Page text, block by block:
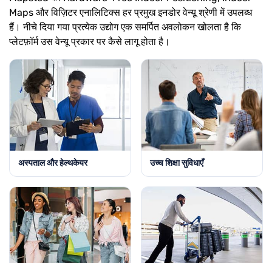
Maps और विज़िटर एनालिटिक्स हर प्रमुख इनडोर वेन्यू श्रेणी में उपलब्ध
हैं। नीचे दिया गया प्रत्येक उद्योग एक समर्पित अवलोकन खोलता है कि
प्लेटफ़ॉर्म उस वेन्यू प्रकार पर कैसे लागू होता है।
अस्पताल और हेल्थकेयर उच्च शिक्षा सुविधाएँ